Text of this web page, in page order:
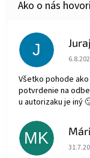
J Juraj
Všetko pohode
potvrdenie na
u autorizaku je iný
MK